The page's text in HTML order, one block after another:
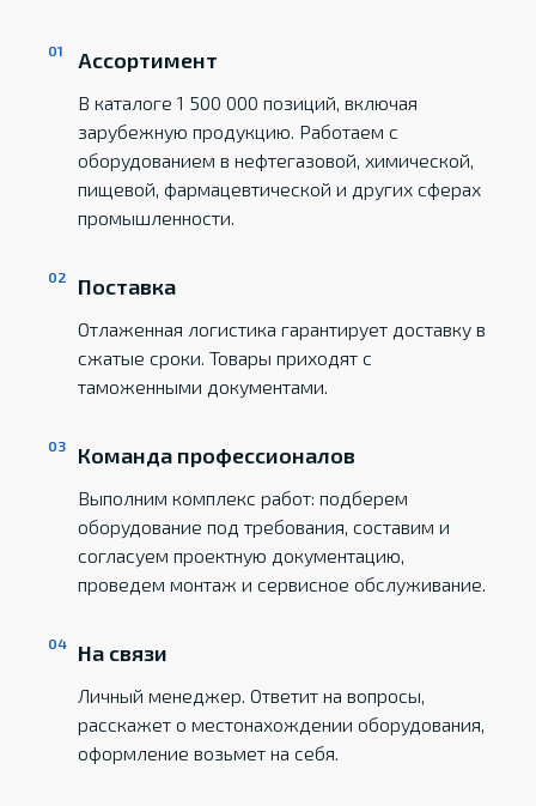
Ассортимент
В каталоге 1 500 000 позиций, включая
зарубежную продукцию. Работаем с
оборудованием в нефтегазовой, химической,
пищевой, фармацевтической и других сферах
промышленности.
Поставка
Отлаженная логистика гарантирует доставку в
сжатые сроки. Товары приходят с
таможенными документами.
Команда профессионалов
Выполним комплекс работ: подберем
оборудование под требования, составим и
согласуем проектную документацию,
проведем монтаж и сервисное обслуживание.
На связи
Личный менеджер. Ответит на вопросы,
расскажет о местонахождении оборудования,
оформление возьмет на себя.